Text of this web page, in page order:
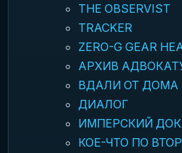
THE OBSERVIST
TRACKER
ZERO-G GEAR
АРХИВ
ВДАЛИ ОТ ДОМА
ДИАЛОГ
ИМПЕРСКИЙ
КОЕ-ЧТО ПО